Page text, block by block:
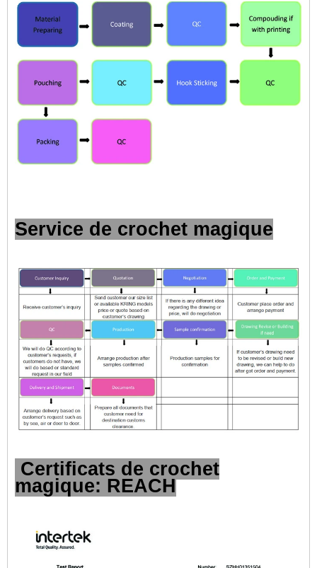
Service de crochet magique
Certificats de crochet
magique: REACH